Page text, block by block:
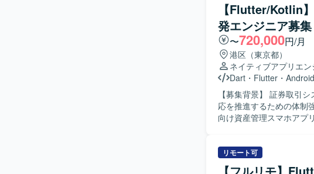
【Flutter/Kotlin
発エンジニア募集
〜720,000円/月
港区（東京都）
ネイティブアプリエン
Dart ・ Flutter ・
【募集背景】 証券取引
応を推進するための体制強化の一環と
向け資産管理スマホアプ
ンを取りながら要件の
スのアジャイル開発に
リモート可